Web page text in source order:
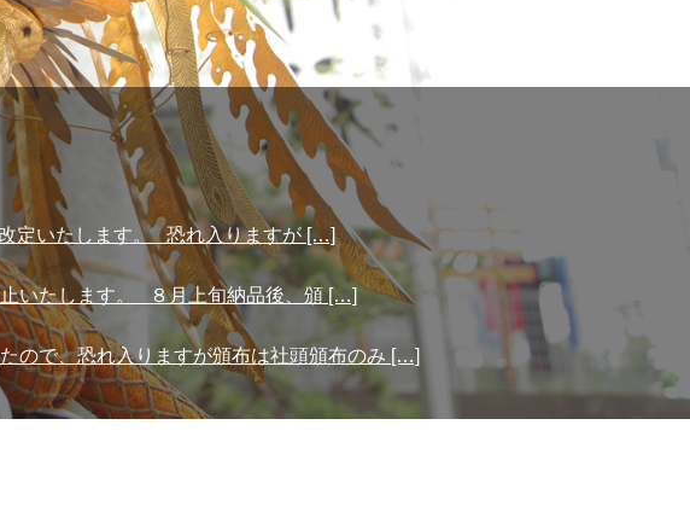
定いたします。 恐れ入りますが […]
いたします。 ８月上旬納品後、頒 […]
ので、恐れ入りますが頒布は社頭頒布のみ […]